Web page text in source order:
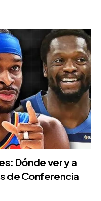
Dónde ver y a
de Conferencia